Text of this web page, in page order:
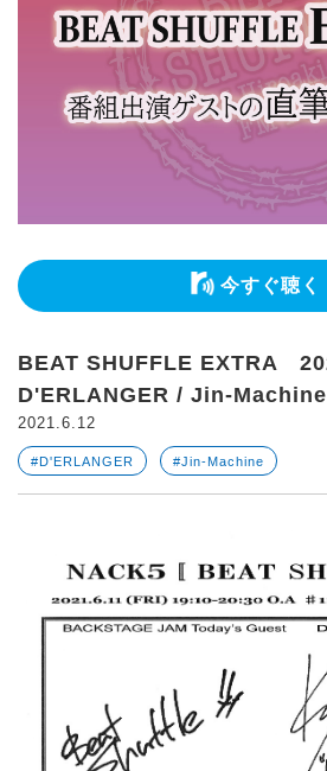
今すぐ聴く
BEAT SHUFFLE EXTRA
D'ERLANGER / Jin-Machine
2021.6.12
#D'ERLANGER #Jin-Machine